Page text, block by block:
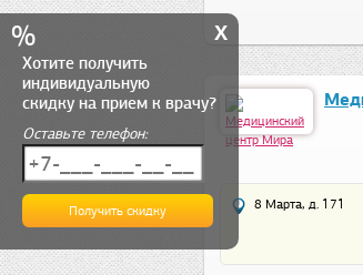
8 Марта, д. 171
% x
Хотите получить
индивидуальную
скидку на прием к врачу?
Оставьте телефон: